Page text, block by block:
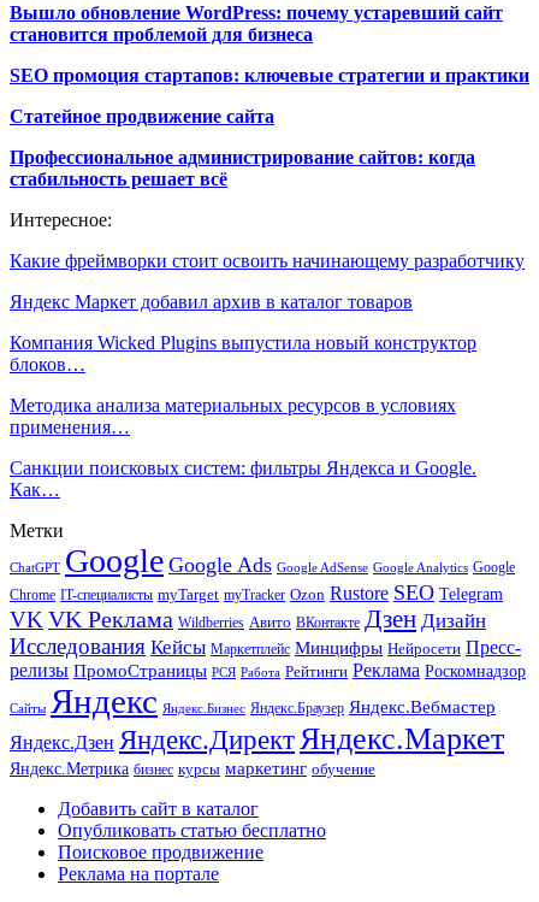
Вышло обновление WordPress: почему устаревший сайт
становится проблемой для бизнеса
SEO промоция стартапов: ключевые стратегии и практики
Статейное продвижение сайта
Профессиональное администрирование сайтов: когда
стабильность решает всё
Интересное:
Какие фреймворки стоит освоить начинающему разработчику
Яндекс Маркет добавил архив в каталог товаров
Компания Wicked Plugins выпустила новый конструктор
блоков…
Методика анализа материальных ресурсов в условиях
применения…
Санкции поисковых систем: фильтры Яндекса и Google.
Как…
Метки
ChatGPT Google Google Ads Google AdSense Google Analytics Google
Chrome IT-специалисты myTarget myTracker Ozon Rustore SEO Telegram
VK VK Реклама Wildberries Авито ВКонтакте Дзен Дизайн
Исследования Кейсы Маркетплейс Минцифры Нейросети Пресс-
релизы ПромоСтраницы РСЯ Работа Рейтинги Реклама Роскомнадзор
Сайты Яндекс Яндекс.Бизнес Яндекс.Браузер Яндекс.Вебмастер
Яндекс.Дзен Яндекс.ДиректЯндекс.Маркет
Яндекс.Метрика бизнес курсы маркетинг обучение
Добавить сайт в каталог
Опубликовать статью бесплатно
Поисковое продвижение
Реклама на портале